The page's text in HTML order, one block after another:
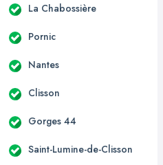
La Chabossière
Pornic
Nantes
Clisson
Gorges 44
Saint-Lumine-de-Clisson